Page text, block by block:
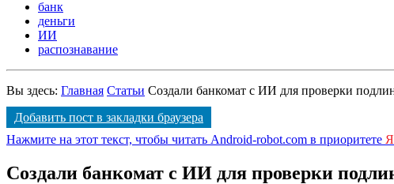
банк
деньги
ИИ
распознавание
Вы здесь: Главная Статьи Создали банкомат с ИИ для проверки
Добавить пост в закладки браузера
Нажмите на этот текст, чтобы читать Android-robot.com в приоритете Я
Создали банкомат с ИИ для проверки